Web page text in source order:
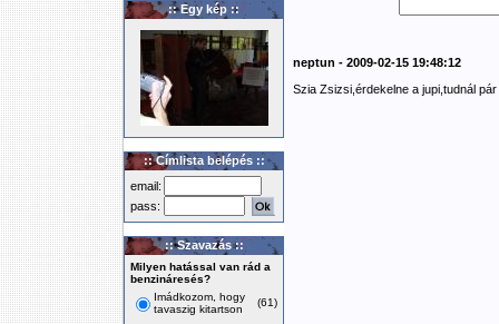
:: Egy kép ::
:: Címlista belépés ::
email:
pass:
:: Szavazás ::
Milyen hatással van rád a
benzináresés?
Imádkozom, hogy
tavaszig kitartson
(61)
neptun - 2009-02-15 19:48:12
Szia Zsizsi,érdekelne a jupi,tudnál